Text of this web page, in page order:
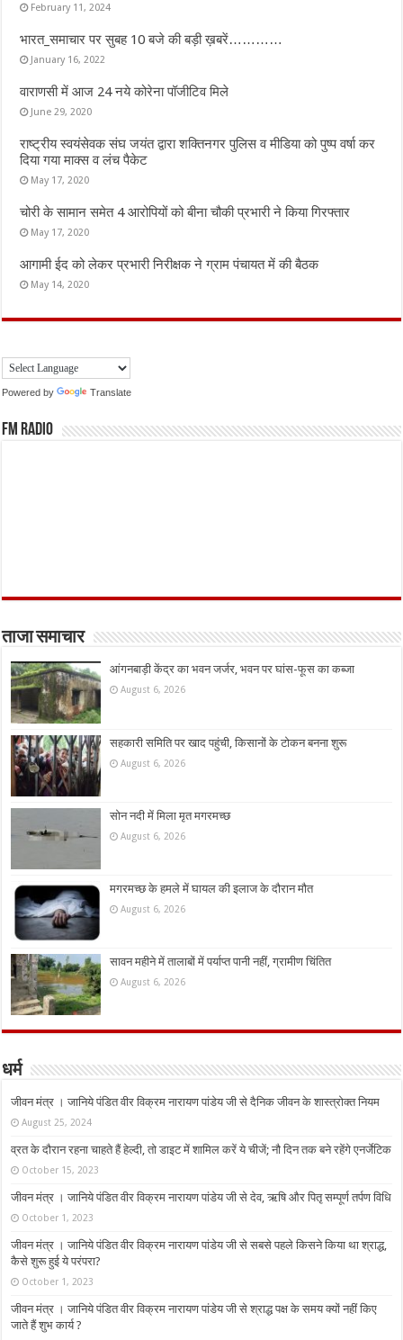
February 11, 2024
भारत_समाचार पर सुबह 10 बजे की बड़ी ख़बरें…………
January 16, 2022
वाराणसी में आज 24 नये कोरेना पॉजीटिव मिले
June 29, 2020
राष्ट्रीय स्वयंसेवक संघ जयंत द्वारा शक्तिनगर पुलिस व मीडिया को पुष्प वर्षा कर
दिया गया माक्स व लंच पैकेट
May 17, 2020
चोरी के सामान समेत 4 आरोपियों को बीना चौकी प्रभारी ने किया गिरफ्तार
May 17, 2020
आगामी ईद को लेकर प्रभारी निरीक्षक ने ग्राम पंचायत में की बैठक
May 14, 2020
Powered by Translate
FM Radio
ताजा समाचार
आंगनबाड़ी केंद्र का भवन जर्जर, भवन पर घांस-फूस का कब्जा
August 6, 2026
सहकारी समिति पर खाद पहुंची, किसानों के टोकन बनना शुरू
August 6, 2026
सोन नदी में मिला मृत मगरमच्छ
August 6, 2026
मगरमच्छ के हमले में घायल की इलाज के दौरान मौत
August 6, 2026
सावन महीने में तालाबों में पर्याप्त पानी नहीं, ग्रामीण चिंतित
August 6, 2026
धर्म
जीवन मंत्र । जानिये पंडित वीर विक्रम नारायण पांडेय जी से दैनिक जीवन के शास्त्रोक्त नियम
August 25, 2024
व्रत के दौरान रहना चाहते हैं हेल्दी, तो डाइट में शामिल करें ये चीजें; नौ दिन तक बने रहेंगे एनर्जेटिक
October 15, 2023
जीवन मंत्र । जानिये पंडित वीर विक्रम नारायण पांडेय जी से देव, ऋषि और पितृ सम्पूर्ण तर्पण विधि
October 1, 2023
जीवन मंत्र । जानिये पंडित वीर विक्रम नारायण पांडेय जी से सबसे पहले किसने किया था श्राद्ध,
कैसे शुरू हुई ये परंपरा?
October 1, 2023
जीवन मंत्र । जानिये पंडित वीर विक्रम नारायण पांडेय जी से श्राद्ध पक्ष के समय क्यों नहीं किए
जाते हैं शुभ कार्य ?